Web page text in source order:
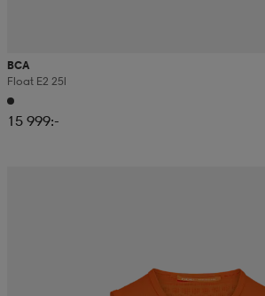
BCA
Float E2 25l
15 999:-